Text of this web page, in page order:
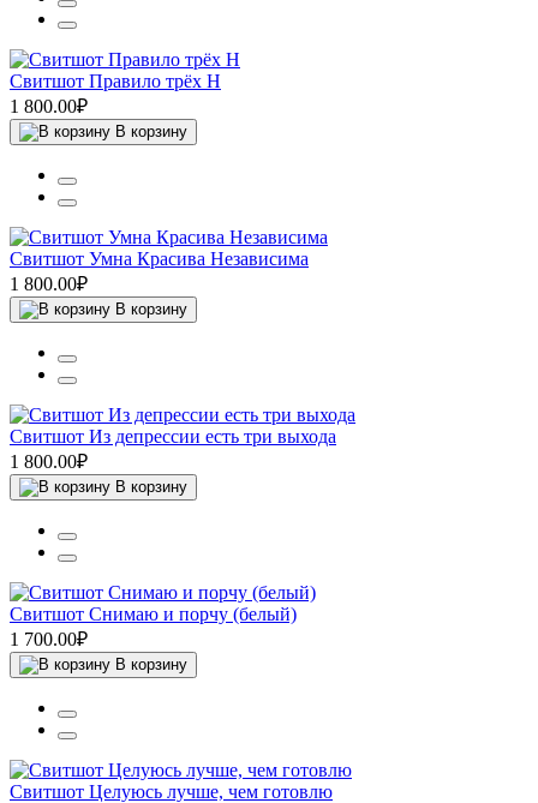
Свитшот Правило трёх Н
1 800.00₽
В корзину
Свитшот Умна Красива Независима
1 800.00₽
В корзину
Свитшот Из депрессии есть три выхода
1 800.00₽
В корзину
Свитшот Снимаю и порчу (белый)
1 700.00₽
В корзину
Свитшот Целуюсь лучше, чем готовлю